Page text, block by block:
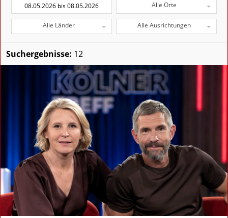
Alle Orte
Alle Länder Alle Ausrichtungen
Suchergebnisse: 12